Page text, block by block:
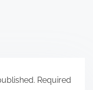
Required